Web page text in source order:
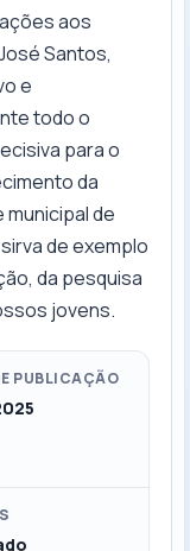
aos
Santos,
e
todo o
para o
da
de
de exemplo
da pesquisa
jovens.
PUBLICAÇÃO